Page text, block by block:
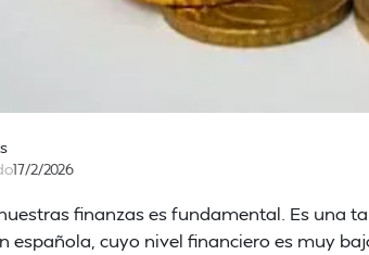
17/2/2026
finanzas es fundamental. Es una
española, cuyo nivel financiero es muy